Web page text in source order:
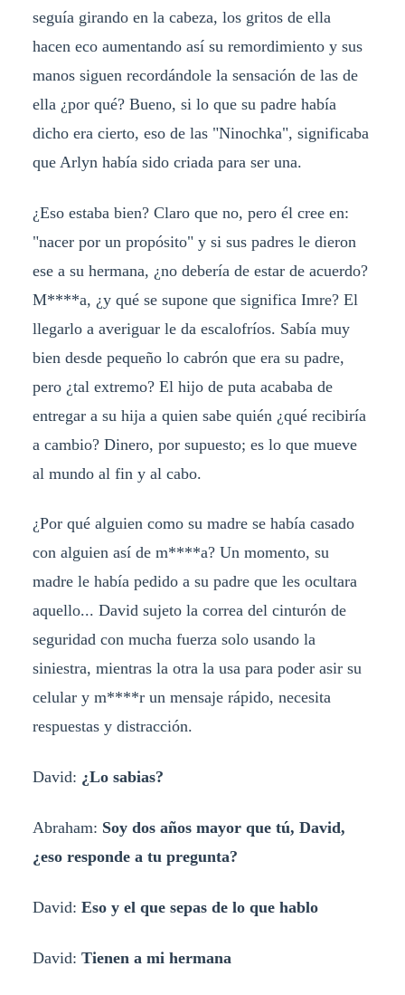
seguía girando en la cabeza, los gritos de ella
hacen eco aumentando así su remordimiento y sus
manos siguen recordándole la sensación de las de
ella ¿por qué? Bueno, si lo que su padre había
dicho era cierto, eso de las "Ninochka", significaba
que Arlyn había sido criada para ser una.
¿Eso estaba bien? Claro que no, pero él cree en:
"nacer por un propósito" y si sus padres le dieron
ese a su hermana, ¿no debería de estar de acuerdo?
M****a, ¿y qué se supone que significa Imre? El
llegarlo a averiguar le da escalofríos. Sabía muy
bien desde pequeño lo cabrón que era su padre,
pero ¿tal extremo? El hijo de puta acababa de
entregar a su hija a quien sabe quién ¿qué recibiría
a cambio? Dinero, por supuesto; es lo que mueve
al mundo al fin y al cabo.
¿Por qué alguien como su madre se había casado
con alguien así de m****a? Un momento, su
madre le había pedido a su padre que les ocultara
aquello... David sujeto la correa del cinturón de
seguridad con mucha fuerza solo usando la
siniestra, mientras la otra la usa para poder asir su
celular y m****r un mensaje rápido, necesita
respuestas y distracción.
David: ¿Lo sabias?
Abraham: Soy dos años mayor que tú, David,
¿eso responde a tu pregunta?
David: Eso y el que sepas de lo que hablo
David: Tienen a mi hermana